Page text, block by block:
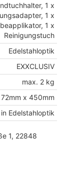
1 x
1 x
1 x
Reinigungstuch
Edelstahloptik
EXXCLUSIV
max. 2 kg
x 450mm
Edelstahloptik
1, 22848